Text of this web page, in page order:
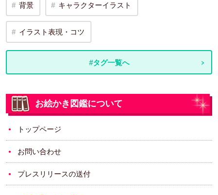
背景 キャラクターイラスト
イラスト表現・コツ
#タグ一覧へ
お絵かき図鑑について
トップページ
お問い合わせ
プレスリリースの送付